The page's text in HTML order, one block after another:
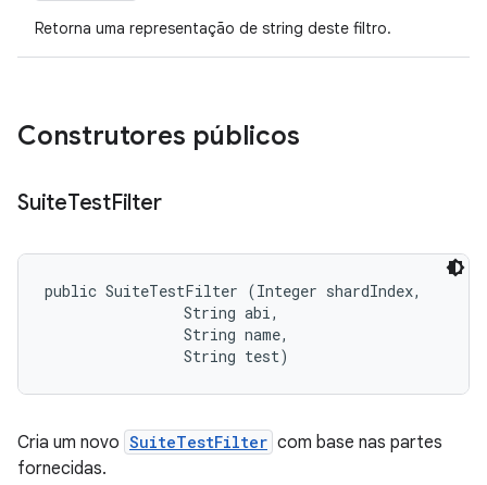
Retorna uma representação de string deste filtro.
Construtores públicos
SuiteTestFilter
public SuiteTestFilter (Integer shardIndex,
                String abi,
                String name,
                String test)
Cria um novo SuiteTestFilter com base nas partes
fornecidas.